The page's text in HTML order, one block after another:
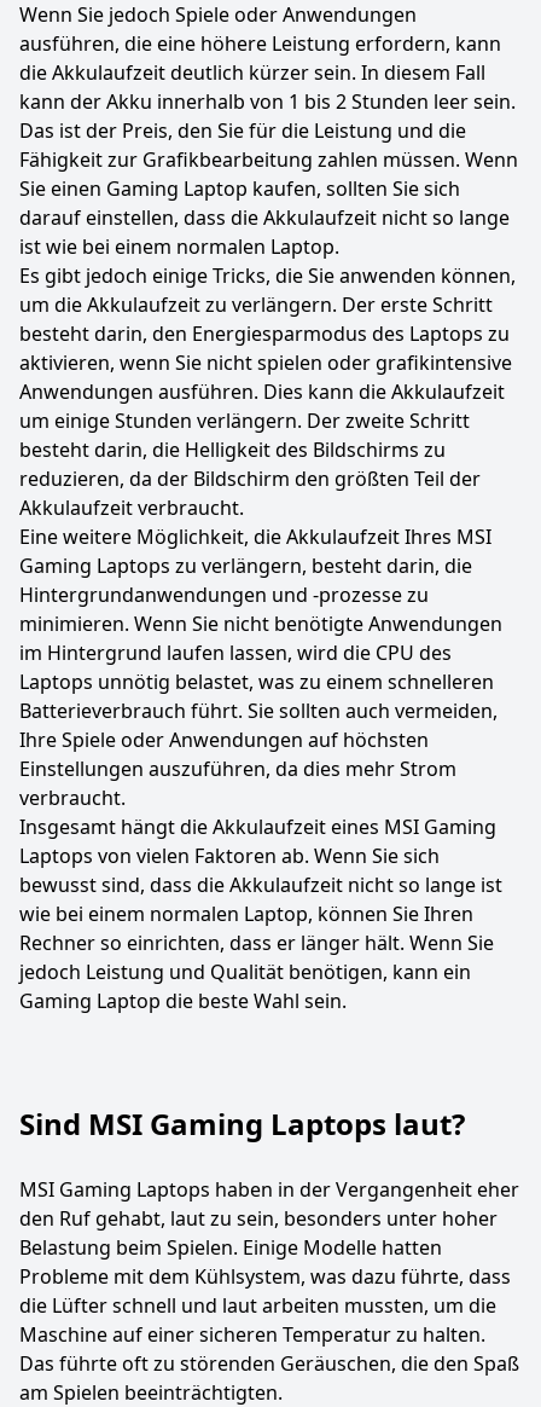
Wenn Sie jedoch Spiele oder Anwendungen
ausführen, die eine höhere Leistung erfordern, kann
die Akkulaufzeit deutlich kürzer sein. In diesem Fall
kann der Akku innerhalb von 1 bis 2 Stunden leer sein.
Das ist der Preis, den Sie für die Leistung und die
Fähigkeit zur Grafikbearbeitung zahlen müssen. Wenn
Sie einen Gaming Laptop kaufen, sollten Sie sich
darauf einstellen, dass die Akkulaufzeit nicht so lange
ist wie bei einem normalen Laptop.
Es gibt jedoch einige Tricks, die Sie anwenden können,
um die Akkulaufzeit zu verlängern. Der erste Schritt
besteht darin, den Energiesparmodus des Laptops zu
aktivieren, wenn Sie nicht spielen oder grafikintensive
Anwendungen ausführen. Dies kann die Akkulaufzeit
um einige Stunden verlängern. Der zweite Schritt
besteht darin, die Helligkeit des Bildschirms zu
reduzieren, da der Bildschirm den größten Teil der
Akkulaufzeit verbraucht.
Eine weitere Möglichkeit, die Akkulaufzeit Ihres MSI
Gaming Laptops zu verlängern, besteht darin, die
Hintergrundanwendungen und -prozesse zu
minimieren. Wenn Sie nicht benötigte Anwendungen
im Hintergrund laufen lassen, wird die CPU des
Laptops unnötig belastet, was zu einem schnelleren
Batterieverbrauch führt. Sie sollten auch vermeiden,
Ihre Spiele oder Anwendungen auf höchsten
Einstellungen auszuführen, da dies mehr Strom
verbraucht.
Insgesamt hängt die Akkulaufzeit eines MSI Gaming
Laptops von vielen Faktoren ab. Wenn Sie sich
bewusst sind, dass die Akkulaufzeit nicht so lange ist
wie bei einem normalen Laptop, können Sie Ihren
Rechner so einrichten, dass er länger hält. Wenn Sie
jedoch Leistung und Qualität benötigen, kann ein
Gaming Laptop die beste Wahl sein.
Sind MSI Gaming Laptops laut?
MSI Gaming Laptops haben in der Vergangenheit eher
den Ruf gehabt, laut zu sein, besonders unter hoher
Belastung beim Spielen. Einige Modelle hatten
Probleme mit dem Kühlsystem, was dazu führte, dass
die Lüfter schnell und laut arbeiten mussten, um die
Maschine auf einer sicheren Temperatur zu halten.
Das führte oft zu störenden Geräuschen, die den Spaß
am Spielen beeinträchtigten.